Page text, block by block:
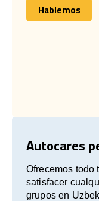
Hablemos
Hablemos
Autocares
Ofrecemos todo
satisfacer
grupos en